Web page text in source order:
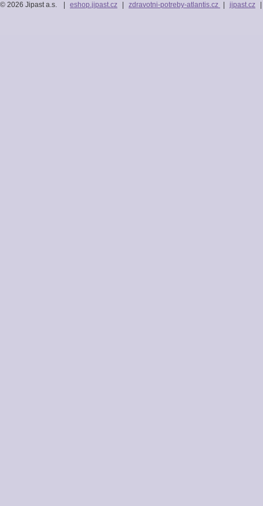
eshop.jipast.cz zdravotni-potreby-atlantis.cz jipast.cz
© 2026 Jipast a.s.